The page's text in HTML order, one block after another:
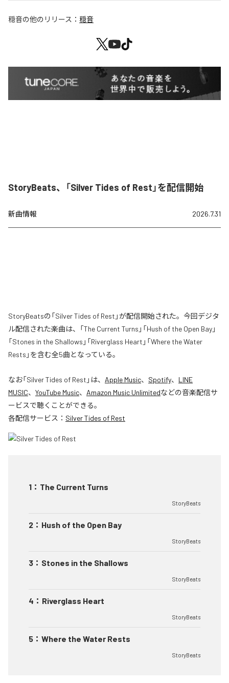
穏音の他のリリース： 穏音
StoryBeats、「Silver Tides of Rest」を配信開始
新曲情報 2026.7.31
StoryBeatsの「Silver Tides of Rest」が配信開始された。今回デジタ
ル配信された楽曲は、「The Current Turns」「Hush of the Open Bay」
「Stones in the Shallows」「Riverglass Heart」「Where the Water
Rests」を含む全5曲となっている。
なお「Silver Tides of Rest 」は、 Apple Music、 Spotify、 LINE
MUSIC、 YouTube Music、 Amazon Music Unlimitedなどの音楽配信サ
ービスで聴くことができる。
各配信サービス： Silver Tides of Rest
1 ： The Current Turns
StoryBeats
2 ： Hush of the Open Bay
StoryBeats
3 ： Stones in the Shallows
StoryBeats
4 ： Riverglass Heart
StoryBeats
5 ： Where the Water Rests
StoryBeats